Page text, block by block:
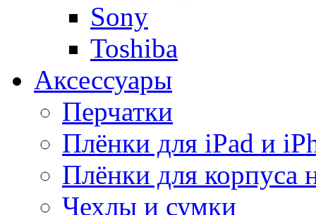
Sony
Toshiba
Аксессуары
Перчатки
Плёнки для iPad и
Плёнки для корпуса
Чехлы и сумки